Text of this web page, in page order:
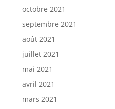
octobre 2021
septembre 2021
août 2021
juillet 2021
mai 2021
avril 2021
mars 2021